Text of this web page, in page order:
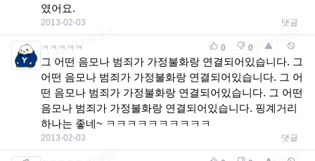
였어요.
2013-02-03 댓글
ㅋㅋㅋㅋㅋ 0 0
그 어떤 음모나 범죄가 가정불화랑 연결되어있습니다. 그
어떤 음모나 범죄가 가정불화랑 연결되어있습니다. 그 어
떤 음모나 범죄가 가정불화랑 연결되어있습니다. 그 어떤
음모나 범죄가 가정불화랑 연결되어있습니다. 핑계거리
하나는 좋네~ ㅋㅋㅋㅋㅋㅋㅋㅋㅋㅋ
2013-02-03 댓글